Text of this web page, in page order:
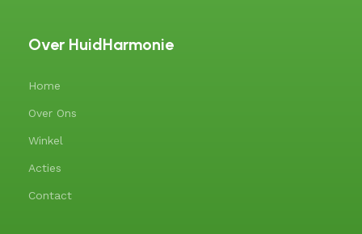
Over HuidHarmonie
Home
Over Ons
Winkel
Acties
Contact